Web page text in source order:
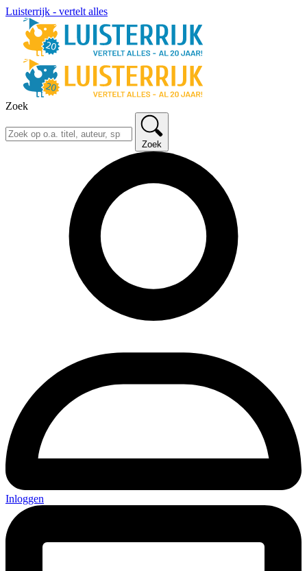
Luisterrijk - vertelt alles
Zoek
Zoek
Inloggen